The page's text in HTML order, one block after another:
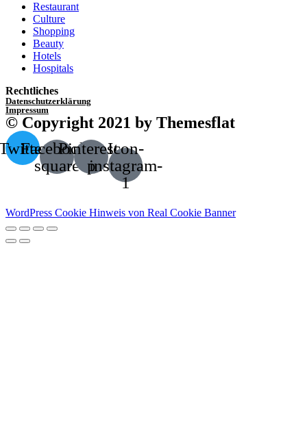
Restaurant
Culture
Shopping
Beauty
Hotels
Hospitals
Rechtliches
Datenschutzerklärung
Impressum
© Copyright 2021 by Themesflat
Facebook-
square
Pinterest-
p
Icon-
instagram-
1
WordPress Cookie Hinweis von Real Cookie Banner